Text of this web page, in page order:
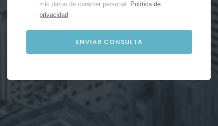
mis datos de carácter personal. Política de
privacidad.